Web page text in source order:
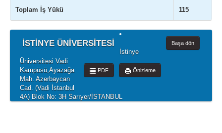
Toplam İş Yükü 115
İSTİNYE ÜNİVERSİTESİ Başa dön
Önizleme
PDF
İstinye
Üniversitesi Vadi
Kampüsü,Ayazağa
Mah. Azerbaycan
Cad. (Vadi İstanbul
4A) Blok No: 3H Sarıyer/İSTANBUL